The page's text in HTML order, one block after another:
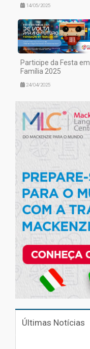
14/05/2025
Participe da Festa em
Família 2025
24/04/2025
Últimas Notícias